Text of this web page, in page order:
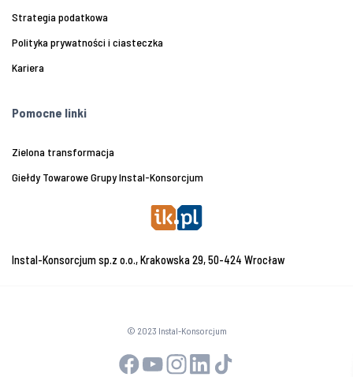
Strategia podatkowa
Polityka prywatności i ciasteczka
Kariera
Pomocne linki
Zielona transformacja
Giełdy Towarowe Grupy Instal-Konsorcjum
Instal-Konsorcjum sp.z o.o., Krakowska 29, 50-424 Wrocław
© 2023 Instal-Konsorcjum